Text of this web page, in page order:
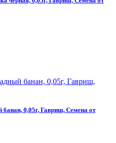
0,05г, Гавриш, Семена от